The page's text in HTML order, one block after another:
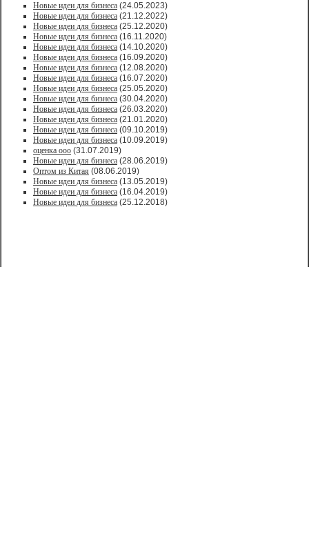
Новые идеи для бизнеса (24.05.2023)
Новые идеи для бизнеса (21.12.2022)
Новые идеи для бизнеса (25.12.2020)
Новые идеи для бизнеса (16.11.2020)
Новые идеи для бизнеса (14.10.2020)
Новые идеи для бизнеса (16.09.2020)
Новые идеи для бизнеса (12.08.2020)
Новые идеи для бизнеса (16.07.2020)
Новые идеи для бизнеса (25.05.2020)
Новые идеи для бизнеса (30.04.2020)
Новые идеи для бизнеса (26.03.2020)
Новые идеи для бизнеса (21.01.2020)
Новые идеи для бизнеса (09.10.2019)
Новые идеи для бизнеса (10.09.2019)
оценка ооо (31.07.2019)
Новые идеи для бизнеса (28.06.2019)
Оптом из Китая (08.06.2019)
Новые идеи для бизнеса (13.05.2019)
Новые идеи для бизнеса (16.04.2019)
Новые идеи для бизнеса (25.12.2018)